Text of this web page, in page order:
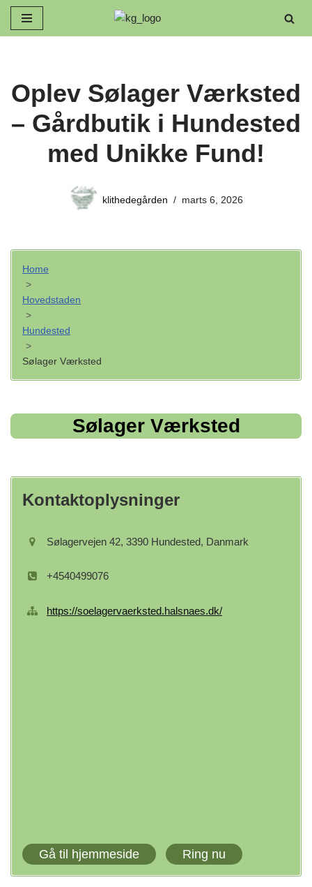
Spring
Oplev Sølager Værksted
– Gårdbutik i Hundested
med Unikke Fund!
klithedegården marts 6, 2026
Home
>
Hovedstaden
>
Hundested
>
Sølager Værksted
Sølager Værksted
Kontaktoplysninger
Sølagervejen 42, 3390 Hundested, Danmark
+4540499076
https://soelagervaerksted.halsnaes.dk/
Gå til hjemmeside Ring nu